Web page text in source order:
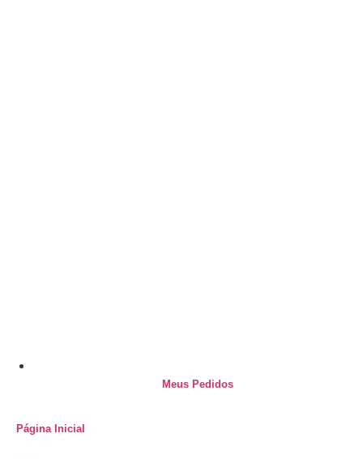
Meus Pedidos
Página Inicial